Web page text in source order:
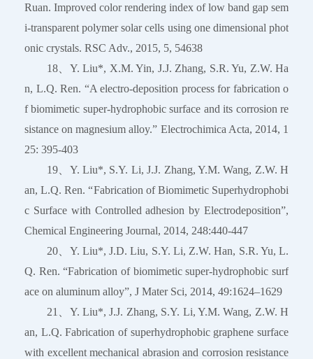
Ruan. Improved color rendering index of low band gap sem
i-transparent polymer solar cells using one dimensional phot
onic crystals. RSC Adv., 2015, 5, 54638
18、Y. Liu*, X.M. Yin, J.J. Zhang, S.R. Yu, Z.W. Ha
n, L.Q. Ren. “A electro-deposition process for fabrication o
f biomimetic super-hydrophobic surface and its corrosion re
sistance on magnesium alloy.” Electrochimica Acta, 2014, 1
25: 395-403
19、Y. Liu*, S.Y. Li, J.J. Zhang, Y.M. Wang, Z.W. H
an, L.Q. Ren. “Fabrication of Biomimetic Superhydrophobi
c Surface with Controlled adhesion by Electrodeposition”,
Chemical Engineering Journal, 2014, 248:440-447
20、Y. Liu*, J.D. Liu, S.Y. Li, Z.W. Han, S.R. Yu, L.
Q. Ren. “Fabrication of biomimetic super-hydrophobic surf
ace on aluminum alloy”, J Mater Sci, 2014, 49:1624–1629
21、Y. Liu*, J.J. Zhang, S.Y. Li, Y.M. Wang, Z.W. H
an, L.Q. Fabrication of superhydrophobic graphene surface
with excellent mechanical abrasion and corrosion resistance